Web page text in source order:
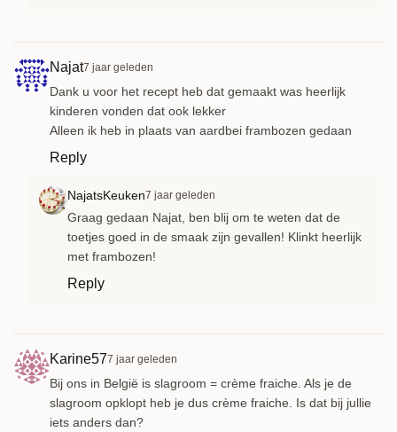
Najat7 jaar geleden
Dank u voor het recept heb dat gemaakt was heerlijk
kinderen vonden dat ook lekker
Alleen ik heb in plaats van aardbei frambozen gedaan
Reply
NajatsKeuken7 jaar geleden
Graag gedaan Najat, ben blij om te weten dat de
toetjes goed in de smaak zijn gevallen! Klinkt heerlijk
met frambozen!
Reply
Karine577 jaar geleden
Bij ons in België is slagroom = crème fraiche. Als je de
slagroom opklopt heb je dus crème fraiche. Is dat bij jullie
iets anders dan?